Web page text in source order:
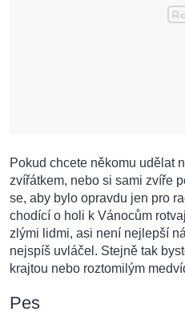
Pokud chcete někomu udělat
zvířátkem, nebo si sami zvíře
se, aby bylo opravdu jen pro
chodící o holi k Vánocům
zlými lidmi, asi není nejlepší
nejspíš uvláčel. Stejně tak
krajtou nebo roztomilým
Pes